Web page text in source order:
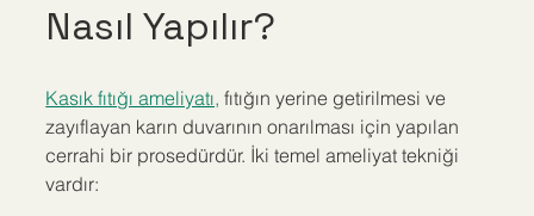
Nasıl Yapılır?
Kasık fıtığı ameliyatı, fıtığın yerine getirilmesi ve
zayıflayan karın duvarının onarılması için yapılan
cerrahi bir prosedürdür. İki temel ameliyat tekniği
vardır: